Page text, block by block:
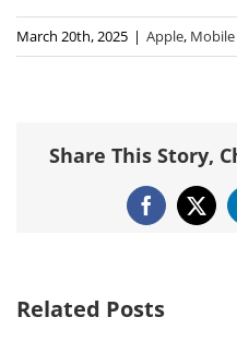
March 20th, 2025 | Apple,
Share This Story,
Facebook
X
Related Posts